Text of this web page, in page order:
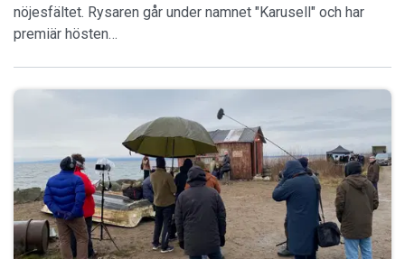
nöjesfältet. Rysaren går under namnet "Karusell" och har
premiär hösten…